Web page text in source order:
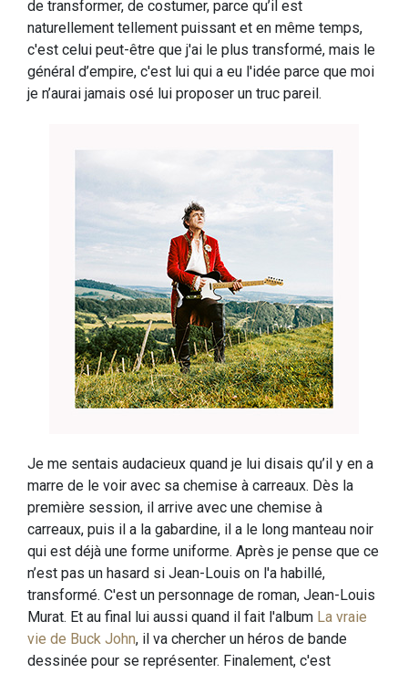
de transformer, de costumer, parce qu’il est
naturellement tellement puissant et en même temps,
c'est celui peut-être que j'ai le plus transformé, mais le
général d’empire, c'est lui qui a eu l'idée parce que moi
je n’aurai jamais osé lui proposer un truc pareil.
Je me sentais audacieux quand je lui disais qu’il y en a
marre de le voir avec sa chemise à carreaux. Dès la
première session, il arrive avec une chemise à
carreaux, puis il a la gabardine, il a le long manteau noir
qui est déjà une forme uniforme. Après je pense que ce
n’est pas un hasard si Jean-Louis on l'a habillé,
transformé. C'est un personnage de roman, Jean-Louis
Murat. Et au final lui aussi quand il fait l'album La vraie
vie de Buck John, il va chercher un héros de bande
dessinée pour se représenter. Finalement, c'est